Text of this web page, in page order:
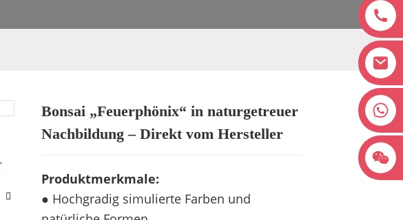
Loading...
Loading... Loading...
Loading...
Bonsai „Feuerphönix“ in naturgetreuer
Nachbildung – Direkt vom Hersteller
Produktmerkmale:
● Hochgradig simulierte Farben und